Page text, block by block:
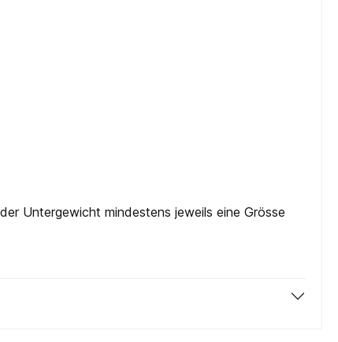
Untergewicht mindestens jeweils eine Grösse